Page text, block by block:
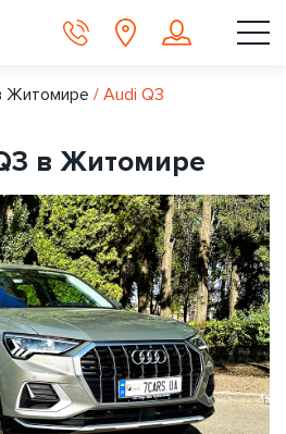
Житомире / Audi Q3
в Житомире